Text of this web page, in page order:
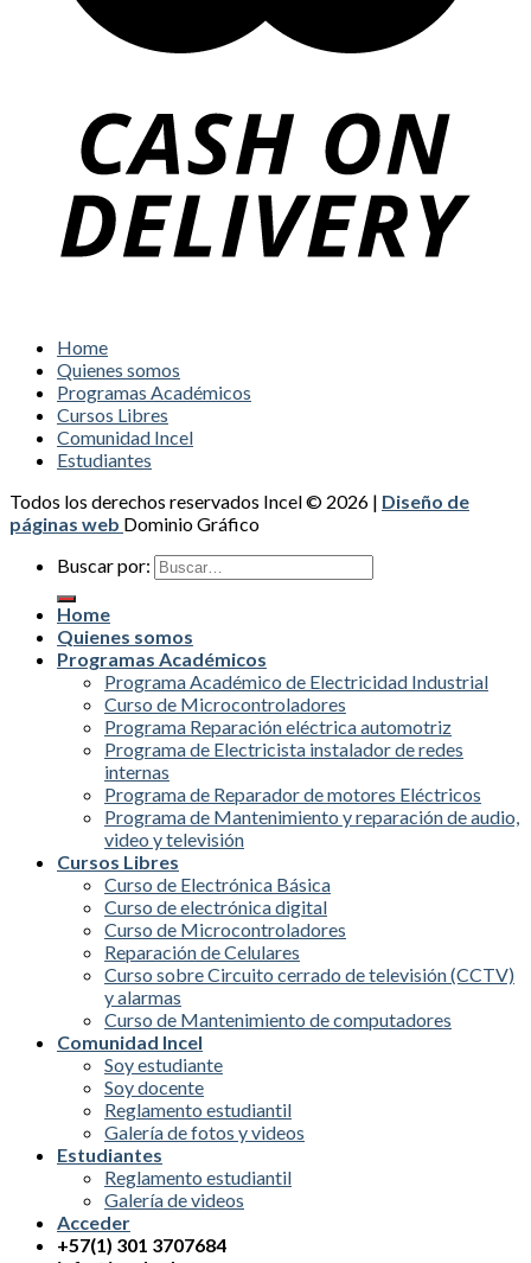
Home
Quienes somos
Programas Académicos
Cursos Libres
Comunidad Incel
Estudiantes
Todos los derechos reservados Incel © 2026 | Diseño de
páginas web Dominio Gráfico
Buscar por:
Home
Quienes somos
Programas Académicos
Programa Académico de Electricidad Industrial
Curso de Microcontroladores
Programa Reparación eléctrica automotriz
Programa de Electricista instalador de redes
internas
Programa de Reparador de motores Eléctricos
Programa de Mantenimiento y reparación de audio,
video y televisión
Cursos Libres
Curso de Electrónica Básica
Curso de electrónica digital
Curso de Microcontroladores
Reparación de Celulares
Curso sobre Circuito cerrado de televisión (CCTV)
y alarmas
Curso de Mantenimiento de computadores
Comunidad Incel
Soy estudiante
Soy docente
Reglamento estudiantil
Galería de fotos y videos
Estudiantes
Reglamento estudiantil
Galería de videos
Acceder
+57(1) 301 3707684